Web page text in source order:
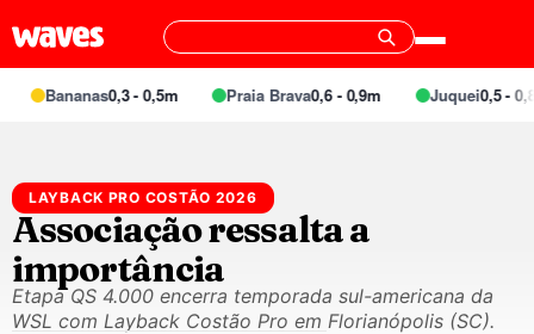
Bananas0,3 - 0,5m Praia Brava0,6 - 0,9m Juquei0,5 - 0,8m
LAYBACK PRO COSTÃO 2026
Associação ressalta a
importância
Etapa QS 4.000 encerra temporada sul-americana da
WSL com Layback Costão Pro em Florianópolis (SC).